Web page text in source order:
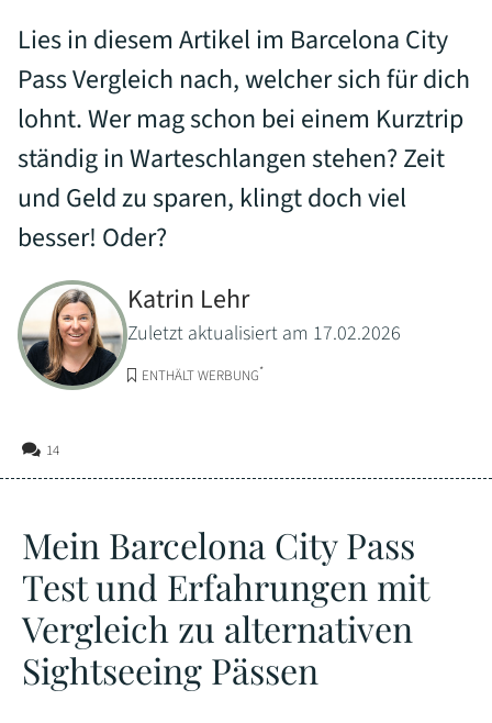
Lies in diesem Artikel im Barcelona City
Pass Vergleich nach, welcher sich für dich
lohnt. Wer mag schon bei einem Kurztrip
ständig in Warteschlangen stehen? Zeit
und Geld zu sparen, klingt doch viel
besser! Oder?
Katrin Lehr
Zuletzt aktualisiert am 17.02.2026
ENTHÄLT WERBUNG*
14
Mein Barcelona City Pass
Test und Erfahrungen mit
Vergleich zu alternativen
Sightseeing Pässen